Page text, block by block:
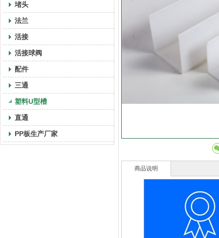
堵头
法兰
活接
活接球阀
配件
三通
塑料U型槽
直通
PP板生产厂家
商品说明